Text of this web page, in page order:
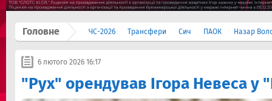
Головне ЧС-2026 Трансфери Сич ПАОК Назар
6 лютого 2026 16:17
"Рух" орендував Ігора Невеса у